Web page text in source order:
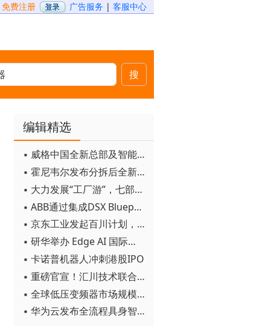
免费注册 广告服务 | 客服中心
搜
编辑精选
▪ 威格中国全新总部及智能工厂启用
▪ 霍尼韦尔发布分拆后全新品牌：霍尼韦尔科技与霍尼韦尔航空航天
▪ 大力发展“工厂游”，七部门联合发文！
▪ ABB通过集成DSX Blueprint AI基础设施，扩大与英伟达的合作
▪ 京东工业发起百川计划， 构建工业大模型新生态
▪ 研华举办 Edge AI 国际论坛
▪ 卡诺普机器人冲刺港股IPO
▪ 重磅官宣！汇川技术联合发起 D12 联盟，开创产教融合新范式
▪ 全球低压变频器市场规模2030年将超170亿美元
▪ 华为云发布全流程具身智能开发平台CloudRobo